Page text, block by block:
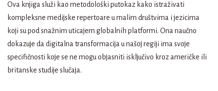
Ova knjiga služi kao metodološki putokaz kako istraživati
kompleksne medijske repertoare u malim društvima i jezicima
koji su pod snažnim uticajem globalnih platformi. Ona naučno
dokazuje da digitalna transformacija u našoj regiji ima svoje
specifičnosti koje se ne mogu objasniti isključivo kroz američke ili
britanske studije slučaja.